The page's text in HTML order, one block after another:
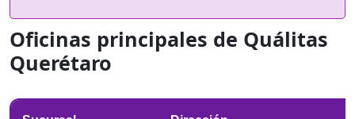
Oficinas principales de Quálitas
Querétaro